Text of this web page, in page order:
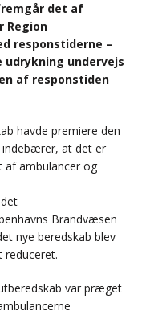
det af
Region
responstiderne –
udrykning undervejs
af responstiden
havde premiere den
indebærer, at det er
af ambulancer og
Brandvæsen
nye beredskab blev
reduceret.
var præget